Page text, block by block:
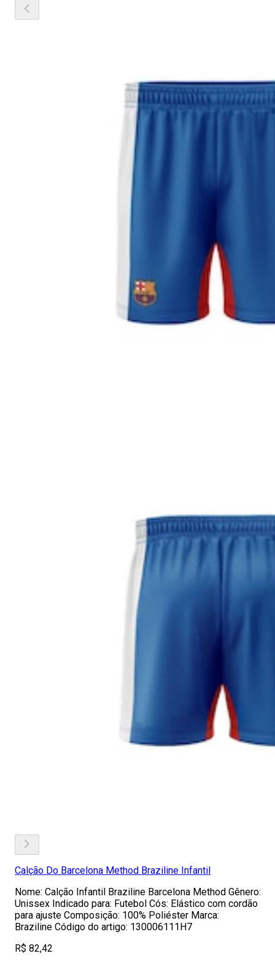
Calção Do Barcelona Method Braziline Infantil
Nome: Calção Infantil Braziline Barcelona Method Gênero:
Unissex Indicado para: Futebol Cós: Elástico com cordão
para ajuste Composição: 100% Poliéster Marca:
Braziline Código do artigo: 130006111H7
R$ 82,42